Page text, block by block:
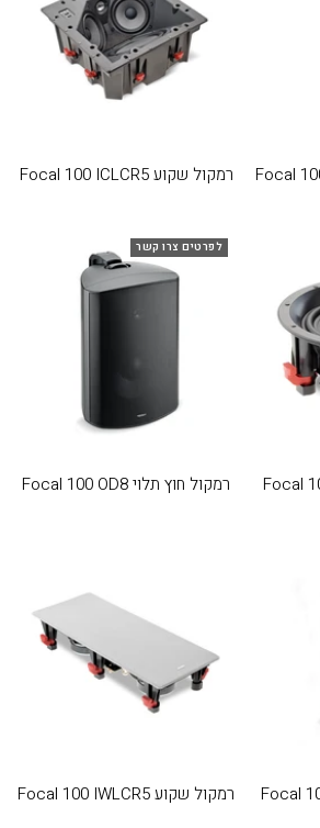
רמקול שקוע Focal 100 ICLCR5
לפרטים צרו קשר
רמקול חוץ תלוי Focal 100 OD8
רמקול שקוע Focal 100 IWLCR5